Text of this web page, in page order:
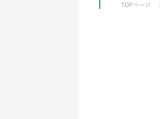
TOPページ